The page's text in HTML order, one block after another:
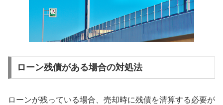
ローン残債がある場合の対処法
ローンが残っている場合、売却時に残債を清算する必要が